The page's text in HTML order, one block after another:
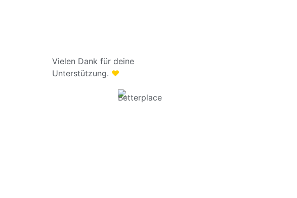
Vielen Dank für deine
Unterstützung. ♥